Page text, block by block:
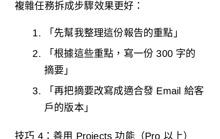
複雜任務拆成步驟效果更好：
「先幫我整理這份報告的重點」
「根據這些重點，寫一份 300 字的
摘要」
「再把摘要改寫成適合發 Email 給客
戶的版本」
技巧 4：善用 Projects 功能（Pro 以上）